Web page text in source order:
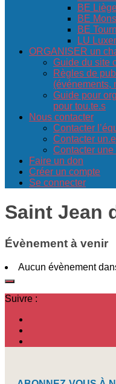
BE
BE Mons
BE
LU
ORGANISER un
Guide du site
Règles de
(événements,
Guide pour
pour tou.te.s
Nous contacter
Contacter
Contacter
Contacter
Faire un don
Créer un compte
Se connecter
Saint Jean
Évènement à venir
Aucun évènement
Suivre :